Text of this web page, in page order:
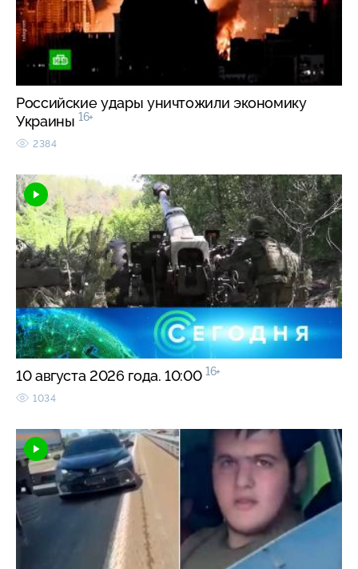
Российские удары уничтожили экономику
Украины 16+
2384
10 августа 2026 года. 10:00 16+
1034